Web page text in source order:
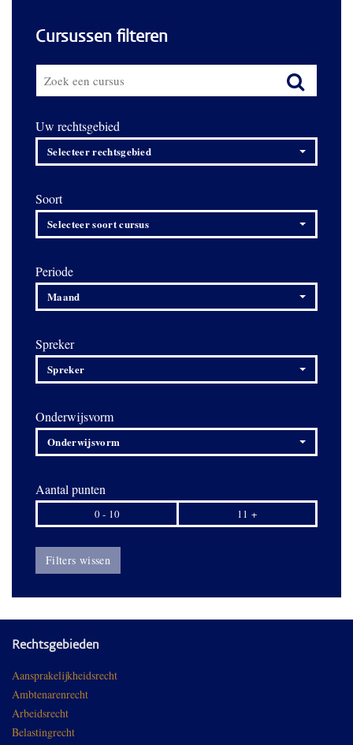
Cursussen filteren
Uw rechtsgebied
Selecteer rechtsgebied
Soort
Selecteer soort cursus
Periode
Maand
Spreker
Spreker
Onderwijsvorm
Onderwijsvorm
Aantal punten
0 - 10 11 +
Filters wissen
Rechtsgebieden
Aansprakelijkheidsrecht
Ambtenarenrecht
Arbeidsrecht
Belastingrecht